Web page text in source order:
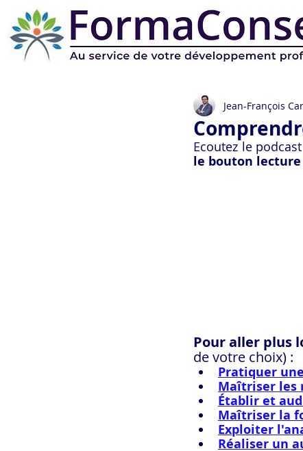
Jean-François
Ecoutez le
le bouton lecture
Pour aller plus
de votre choix) :
Pratiquer
Maîtriser les
Établir et
Maîtriser la
Exploiter
Réaliser un